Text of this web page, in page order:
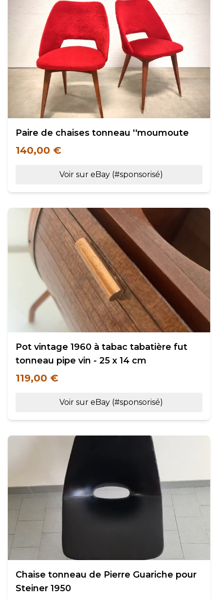
Paire de chaises tonneau ''moumoute
140,00 €
Voir sur eBay (#sponsorisé)
Pot vintage 1960 à tabac tabatière fut
tonneau pipe vin - 25 x 14 cm
119,00 €
Voir sur eBay (#sponsorisé)
Chaise tonneau de Pierre Guariche pour
Steiner 1950